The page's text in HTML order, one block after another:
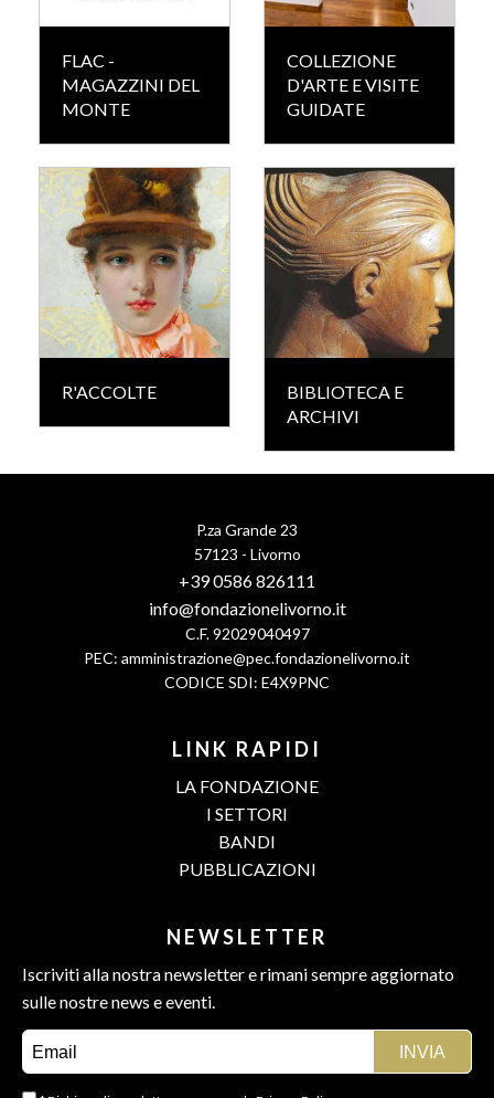
FLAC -
MAGAZZINI DEL
MONTE
COLLEZIONE
D'ARTE E VISITE
GUIDATE
R'ACCOLTE
BIBLIOTECA E
ARCHIVI
P.za Grande 23
57123 - Livorno
+39 0586 826111
info@fondazionelivorno.it
C.F. 92029040497
PEC: amministrazione@pec.fondazionelivorno.it
CODICE SDI: E4X9PNC
LINK RAPIDI
LA FONDAZIONE
I SETTORI
BANDI
PUBBLICAZIONI
NEWSLETTER
Iscriviti alla nostra newsletter e rimani sempre aggiornato
sulle nostre news e eventi.